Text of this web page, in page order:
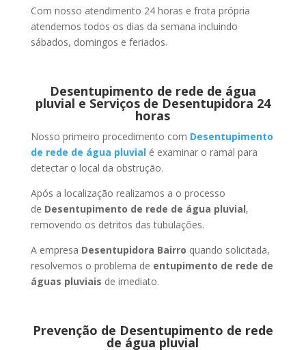
Com nosso atendimento 24 horas e frota própria
atendemos todos os dias da semana incluindo
sábados, domingos e feriados.
Desentupimento de rede de água
pluvial e Serviços de Desentupidora 24
horas
Nosso primeiro procedimento com Desentupimento
de rede de água pluvialé examinar o ramal para
detectar o local da obstrução.
Após a localização realizamos a o processo
de Desentupimento de rede de água pluvial,
removendo os detritos das tubulações.
A empresa Desentupidora Bairro quando solicitada,
resolvemos o problema de entupimento de rede de
águas pluviais de imediato.
Prevenção de Desentupimento de rede
de água pluvial